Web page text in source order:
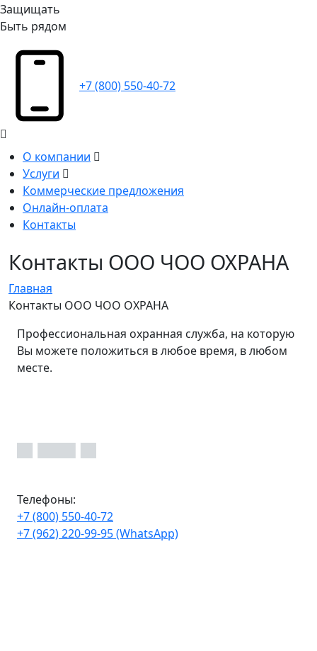
Защищать
Быть рядом
+7 (800) 550-40-72
О компании
Услуги
Коммерческие предложения
Онлайн-оплата
Контакты
Контакты ООО ЧОО ОХРАНА
Главная
Контакты ООО ЧОО ОХРАНА
Профессиональная охранная служба, на которую
Вы можете положиться в любое время, в любом
месте.
Телефоны:
+7 (800) 550-40-72
+7 (962) 220-99-95 (WhatsApp)